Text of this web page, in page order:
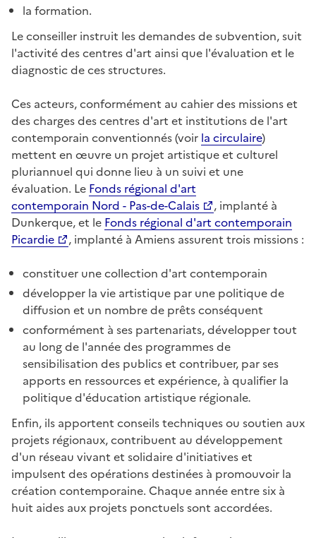
la formation.
Le conseiller instruit les demandes de subvention, suit
l'activité des centres d'art ainsi que l'évaluation et le
diagnostic de ces structures.
Ces acteurs, conformément au cahier des missions et
des charges des centres d'art et institutions de l'art
contemporain conventionnés (voir la circulaire)
mettent en œuvre un projet artistique et culturel
pluriannuel qui donne lieu à un suivi et une
évaluation. Le Fonds régional d'art
contemporain Nord - Pas-de-Calais
, implanté à
Dunkerque, et le Fonds régional d'art contemporain
Picardie
, implanté à Amiens assurent trois missions :
constituer une collection d'art contemporain
développer la vie artistique par une politique de
diffusion et un nombre de prêts conséquent
conformément à ses partenariats, développer tout
au long de l'année des programmes de
sensibilisation des publics et contribuer, par ses
apports en ressources et expérience, à qualifier la
politique d'éducation artistique régionale.
Enfin, ils apportent conseils techniques ou soutien aux
projets régionaux, contribuent au développement
d'un réseau vivant et solidaire d'initiatives et
impulsent des opérations destinées à promouvoir la
création contemporaine. Chaque année entre six à
huit aides aux projets ponctuels sont accordées.